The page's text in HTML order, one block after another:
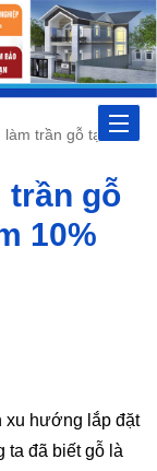
Toggle
trần gỗ tại
trần gỗ
10%
xu hướng lắp đặt
ta đã biết gỗ là